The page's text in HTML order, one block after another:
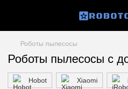
Роботы пылесосы
Роботы пылесосы с
Hobot Xiaomi